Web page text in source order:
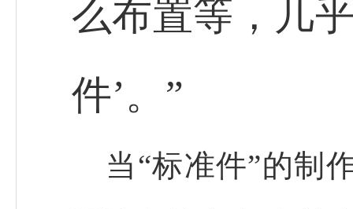
么布置等，几
件’。”
当“标准件”的制